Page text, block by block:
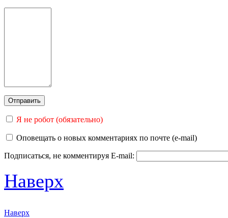
Я не робот (обязательно)
Оповещать о новых комментариях по почте (e-mail)
Подписаться, не комментируя E-mail:
Наверх
Наверх